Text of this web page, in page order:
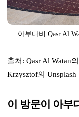
아부다비 Qasr Al
출처: Qasr Al Watan
Krzysztof의 Unsplash
이 방문이 아부